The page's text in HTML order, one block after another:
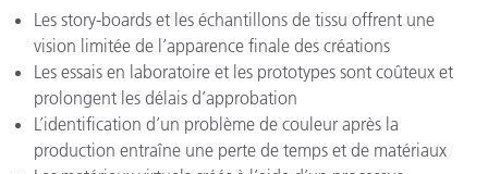
Les story-boards et les échantillons de tissu offrent une
vision limitée de l’apparence finale des créations
Les essais en laboratoire et les prototypes sont coûteux et
prolongent les délais d’approbation
L’identification d’un problème de couleur après la
production entraîne une perte de temps et de matériaux